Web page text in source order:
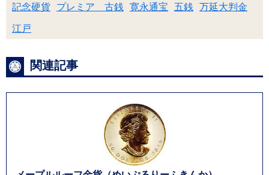
記念硬貨 プレミア 古銭 寛永通宝 五銭 万延大判金
江戸
関連記事